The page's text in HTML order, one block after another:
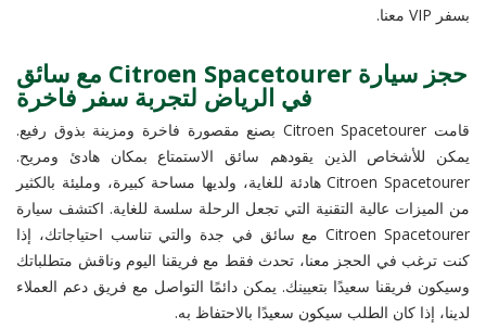
بسفر VIP معنا.
حجز سيارة Citroen Spacetourer مع سائق
في الرياض لتجربة سفر فاخرة
قامت Citroen Spacetourer بصنع مقصورة فاخرة ومزينة بذوق رفيع.
يمكن للأشخاص الذين يقودهم سائق الاستمتاع بمكان هادئ ومريح.
Citroen Spacetourer هادئة للغاية، ولديها مساحة كبيرة، ومليئة بالكثير
من الميزات عالية التقنية التي تجعل الرحلة سلسة للغاية. اكتشف سيارة
Citroen Spacetourer مع سائق في جدة والتي تناسب احتياجاتك، إذا
كنت ترغب في الحجز معنا، تحدث فقط مع فريقنا اليوم وناقش متطلباتك
وسيكون فريقنا سعيدًا بتعيينك. يمكن دائمًا التواصل مع فريق دعم العملاء
لدينا، إذا كان الطلب سيكون سعيدًا بالاحتفاظ به.